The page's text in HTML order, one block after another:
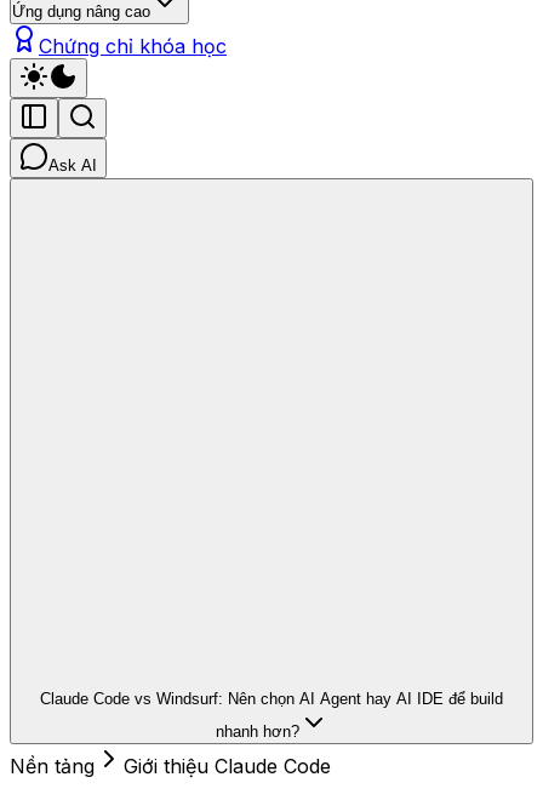
Ứng dụng nâng cao
Chứng chỉ khóa học
Ask AI
Claude Code vs Windsurf: Nên chọn AI Agent hay AI IDE để build
nhanh hơn?
Nền tảng Giới thiệu Claude Code